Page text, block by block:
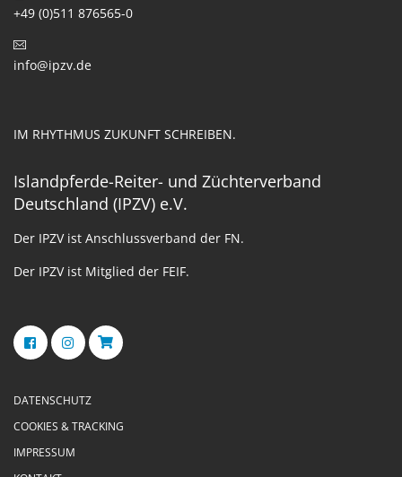
+49 (0)511 876565-0
info@ipzv.de
IM RHYTHMUS ZUKUNFT SCHREIBEN.
Islandpferde-Reiter- und Züchterverband
Deutschland (IPZV) e.V.
Der IPZV ist Anschlussverband der FN.
Der IPZV ist Mitglied der FEIF.
DATENSCHUTZ
COOKIES & TRACKING
IMPRESSUM